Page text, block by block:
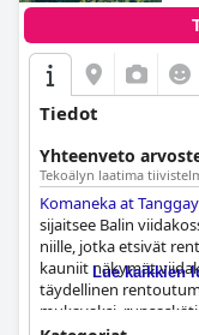
Tiedot
Yhteenveto
Tekoälyn laatima
Komaneka at
sijaitsee Balin
niille, jotka etsivät
kauniit näkymät
täydellinen
mukavaksi,
Lue kaikkien